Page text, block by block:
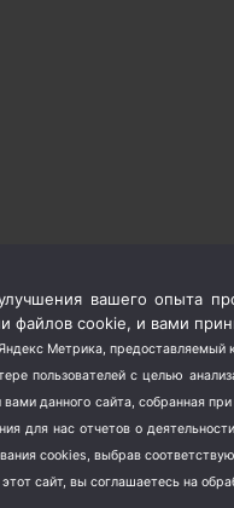
вашего опыта
файлов cookie, и вами
Метрика,
пользователей с целью
данного сайта, собранная
для нас отчетов о
cookies, выбрав
сайт, вы соглашаетесь на